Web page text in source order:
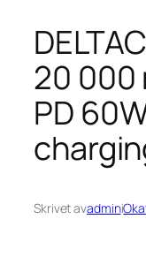
20 000
PD
Skrivet avadmini